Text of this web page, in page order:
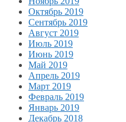
Октябрь 2019
Сентябрь 2019
Август 2019
Июль 2019
Июнь 2019
Май 2019
Апрель 2019
Март 2019
Февраль 2019
Январь 2019
Декабрь 2018